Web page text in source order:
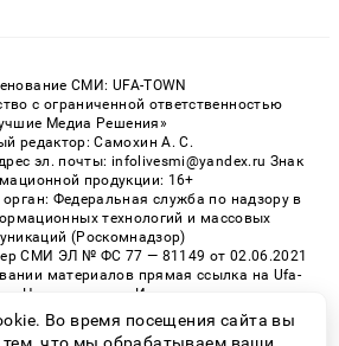
СМИ: UFA-TOWN
с ограниченной ответственностью
Медиа Решения»
редактор: Самохин А. С.
эл. почты: infolivesmi@yandex.ru Знак
продукции: 16+
Федеральная служба по надзору в
технологий и массовых
(Роскомнадзор)
СМИ ЭЛ № ФС 77 — 81149 от 02.06.2021
материалов прямая ссылка на Ufa-
Цитирование в Интернете возможно
письменного разрешения.
Во время посещения сайта вы